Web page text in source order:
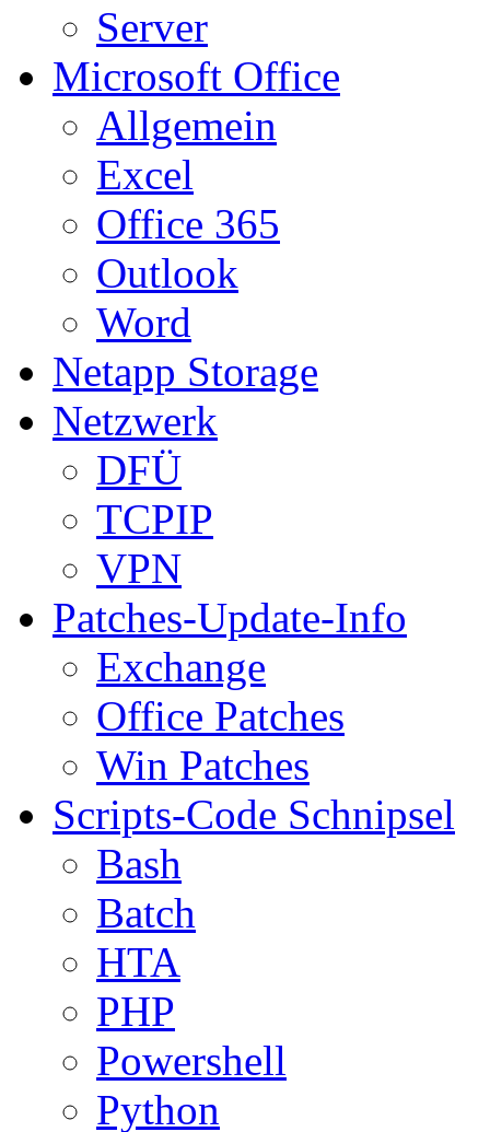
Server
Microsoft Office
Allgemein
Excel
Office 365
Outlook
Word
Netapp Storage
Netzwerk
DFÜ
TCPIP
VPN
Patches-Update-Info
Exchange
Office Patches
Win Patches
Scripts-Code Schnipsel
Bash
Batch
HTA
PHP
Powershell
Python